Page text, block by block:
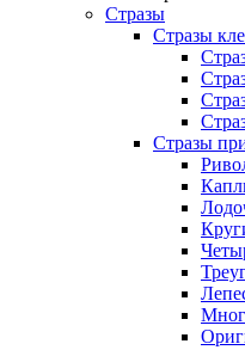
Стразы
Стразы
Стразы